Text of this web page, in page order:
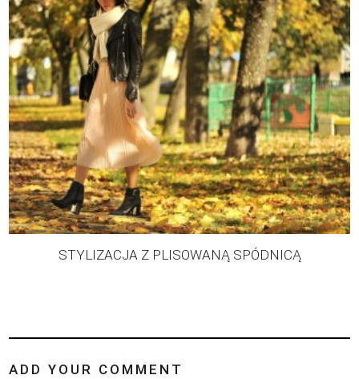
STYLIZACJA Z PLISOWANĄ SPÓDNICĄ
ADD YOUR COMMENT